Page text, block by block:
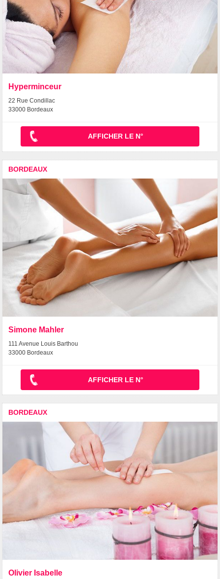
Hyperminceur
22 Rue Condillac
33000 Bordeaux
AFFICHER LE N°
BORDEAUX
Simone Mahler
111 Avenue Louis Barthou
33000 Bordeaux
AFFICHER LE N°
BORDEAUX
Olivier Isabelle